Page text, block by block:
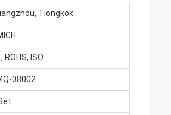
Tiongkok
ROHS, ISO
08002